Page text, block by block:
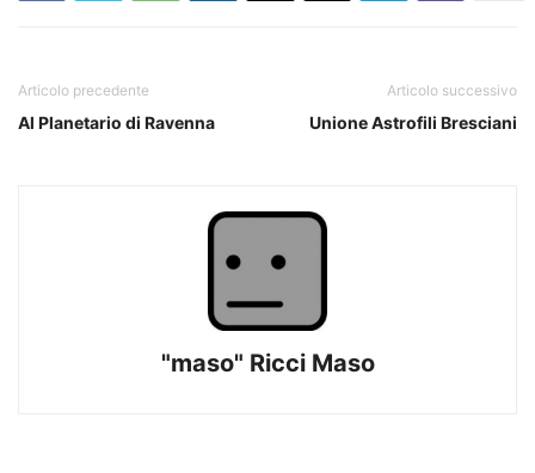
Articolo precedente
Al Planetario di Ravenna
Articolo successivo
Unione Astrofili Bresciani
"maso" Ricci Maso